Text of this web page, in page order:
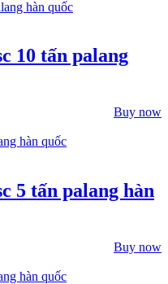
10 tấn palang
Buy now
5 tấn palang hàn
Buy now